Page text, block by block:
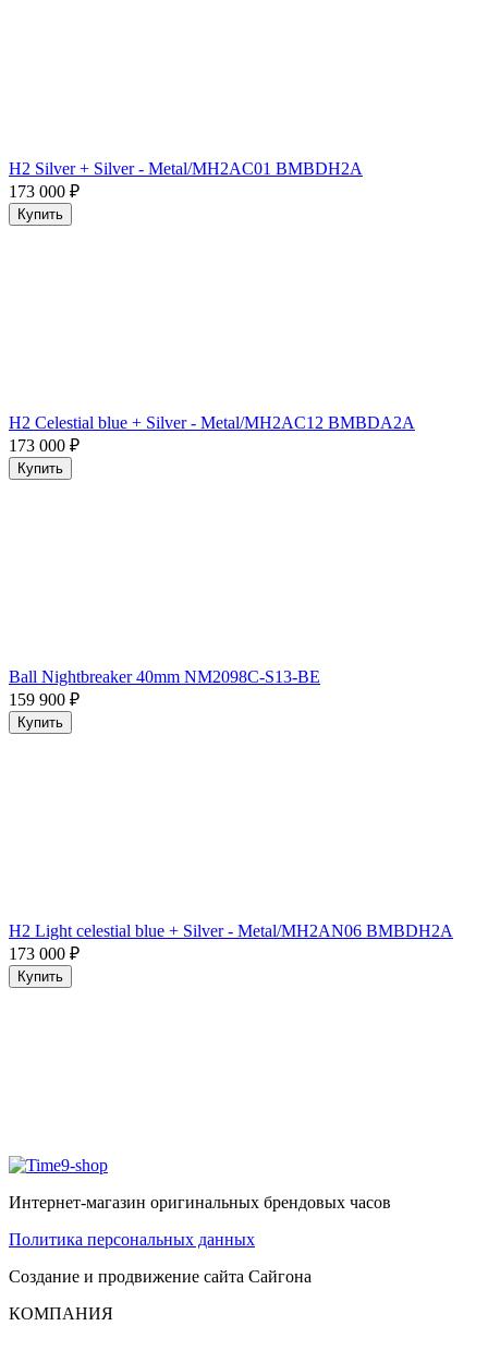
H2 Silver + Silver - Metal/MH2AC01 BMBDH2A
173 000 ₽
Купить
H2 Celestial blue + Silver - Metal/MH2AC12 BMBDA2A
173 000 ₽
Купить
Ball Nightbreaker 40mm NM2098C-S13-BE
159 900 ₽
Купить
H2 Light celestial blue + Silver - Metal/MH2AN06 BMBDH2A
173 000 ₽
Купить
Интернет-магазин оригинальных брендовых часов
Политика персональных данных
Создание и продвижение сайта Сайгона
КОМПАНИЯ